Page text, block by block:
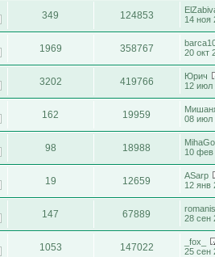
349 124853
14 ноя
1969 358767
20 окт
3202 419766
Юрич
12 июл
162 19959
08 июл
98 18988
10 фев
19 12659
ASarp
12 янв
147 67889
28 сен
1053 147022
_fox_
25 сен